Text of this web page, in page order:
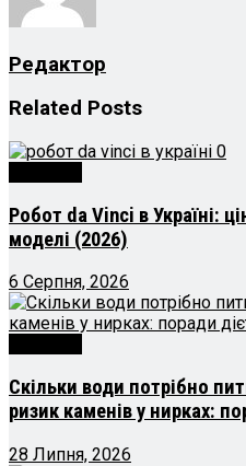
Редактор
Related Posts
Робот da Vinci в Україні:
моделі (2026)
6 Серпня, 2026
Скільки води потрібно
ризик каменів у нирках:
28 Липня, 2026